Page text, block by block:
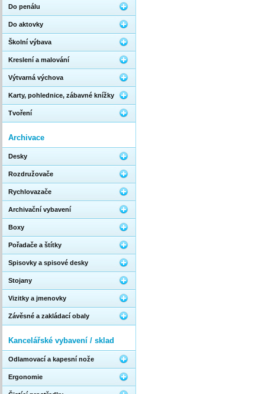
Do penálu
Do aktovky
Školní výbava
Kreslení a malování
Výtvarná výchova
Karty, pohlednice, zábavné knížky
Tvoření
Archivace
Desky
Rozdružovače
Rychlovazače
Archivační vybavení
Boxy
Pořadače a štítky
Spisovky a spisové desky
Stojany
Vizitky a jmenovky
Závěsné a zakládací obaly
Kancelářské vybavení / sklad
Odlamovací a kapesní nože
Ergonomie